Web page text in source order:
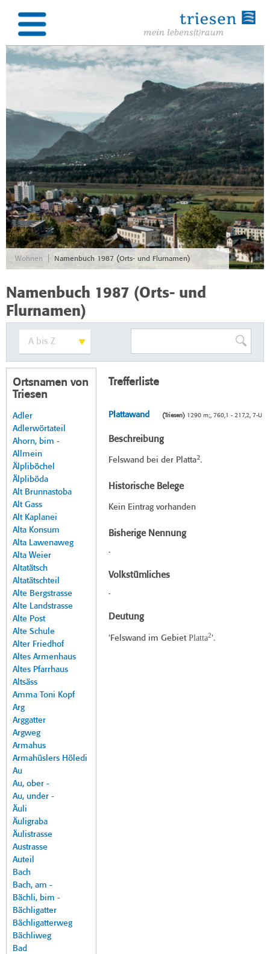
Wohnen Namenbuch 1987 (Orts- und Flurnamen)
Namenbuch 1987 (Orts- und
Flurnamen)
Ortsnamen von
Triesen
Adler
Adlerwörtateil
Ahorn, bim -
Allmein
Älpliböchel
Älpliböda
Alt Brunnastoba
Alt Gass
Alt Kaplanei
Alta Konsum
Alta Lawenaweg
Alta Weier
Altatätsch
Altatätschteil
Alte Bergstrasse
Alte Landstrasse
Alte Post
Alte Schule
Alter Friedhof
Altes Armenhaus
Altes Pfarrhaus
Altsäss
Amma Toni Kopf
Arg
Arggatter
Argweg
Armahus
Armahüslers Höledi
Au
Au, ober -
Au, under -
Äuli
Äuligraba
Äulistrasse
Austrasse
Auteil
Bach
Bach, am -
Bächli, bim -
Bächligatter
Bächligatterweg
Bächliweg
Bad
Trefferliste
Plattawand (Triesen)1290 m;, 760,1 - 217,2, 7-U
Beschreibung
Felswand bei der Platta2.
Historische Belege
Kein Eintrag vorhanden
Bisherige Nennung
-
Volkstümliches
-
Deutung
'Felswand im Gebiet Platta2'.